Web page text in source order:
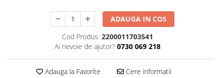
ADAUGA IN COS
Cod Produs: 2200011703541
Ai nevoie de ajutor? 0730 069 218
Adauga la Favorite Cere informatii